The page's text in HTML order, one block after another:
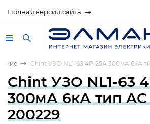
Полная версия сайта
Chint УЗО NL1-63 4P 25А 300мА 6кА
Chint УЗО NL1-63
300мА 6кА тип AC
200229